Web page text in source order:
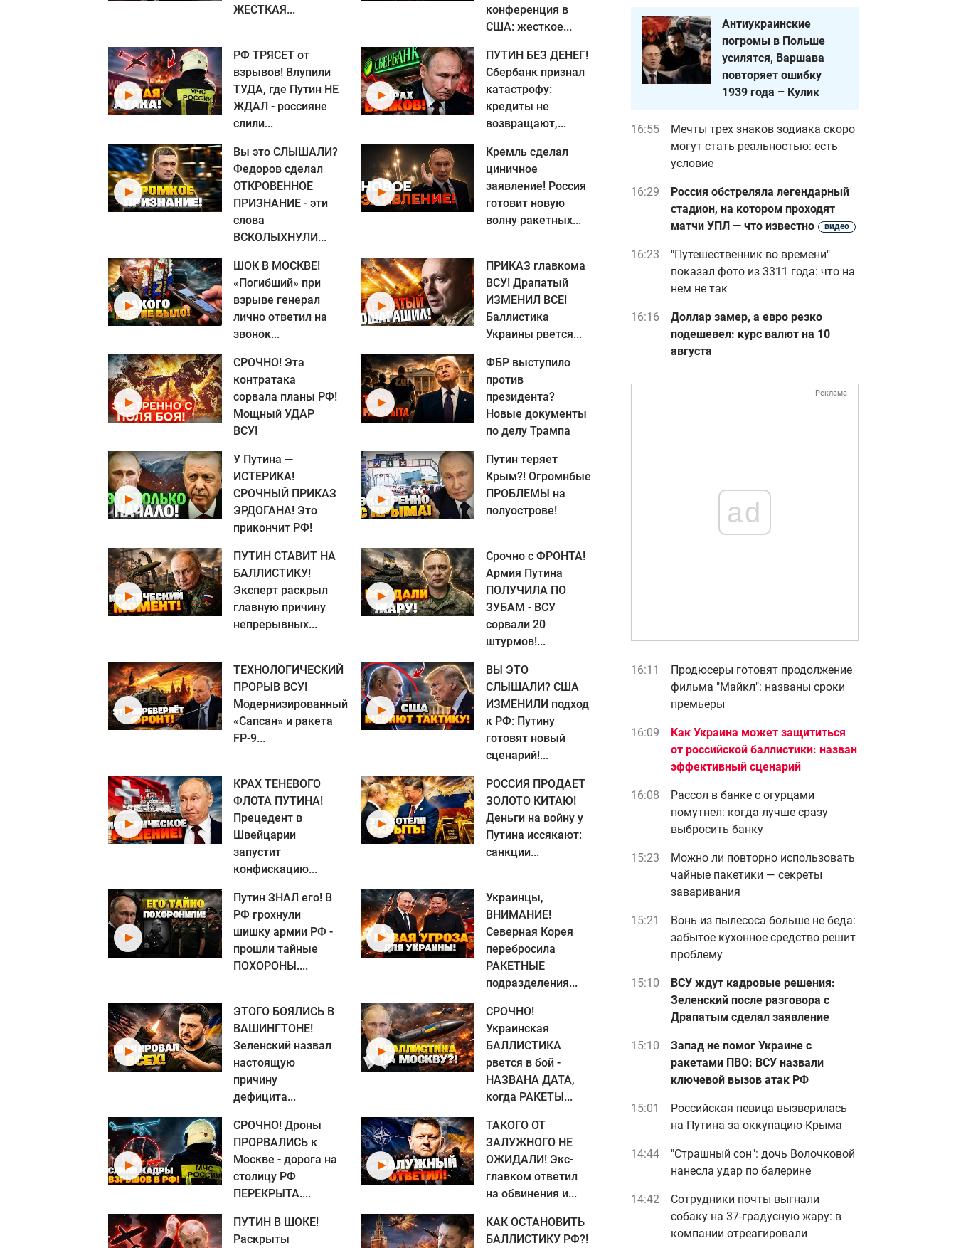
ЖЕСТКАЯ...
конференция в
США: жесткое...
РФ ТРЯСЕТ от
взрывов! Влупили
ТУДА, где Путин НЕ
ЖДАЛ - россияне
слили...
ПУТИН БЕЗ ДЕНЕГ!
Сбербанк признал
катастрофу:
кредиты не
возвращают,...
Вы это СЛЫШАЛИ?
Федоров сделал
ОТКРОВЕННОЕ
ПРИЗНАНИЕ - эти
слова
ВСКОЛЫХНУЛИ...
Кремль сделал
циничное
заявление! Россия
готовит новую
волну ракетных...
ШОК В МОСКВЕ!
«Погибший» при
взрыве генерал
лично ответил на
звонок...
ПРИКАЗ главкома
ВСУ! Драпатый
ИЗМЕНИЛ ВСЕ!
Баллистика
Украины рвется...
СРОЧНО! Эта
контратака
сорвала планы РФ!
Мощный УДАР
ВСУ!
ФБР выступило
против
президента?
Новые документы
по делу Трампа
У Путина —
ИСТЕРИКА!
СРОЧНЫЙ ПРИКАЗ
ЭРДОГАНА! Это
прикончит РФ!
Путин теряет
Крым?! Огромнбые
ПРОБЛЕМЫ на
полуострове!
ПУТИН СТАВИТ НА
БАЛЛИСТИКУ!
Эксперт раскрыл
главную причину
непрерывных...
Срочно с ФРОНТА!
Армия Путина
ПОЛУЧИЛА ПО
ЗУБАМ - ВСУ
сорвали 20
штурмов!...
ТЕХНОЛОГИЧЕСКИЙ
ПРОРЫВ ВСУ!
Модернизированный
«Сапсан» и ракета
FP-9...
ВЫ ЭТО
СЛЫШАЛИ? США
ИЗМЕНИЛИ подход
к РФ: Путину
готовят новый
сценарий!...
КРАХ ТЕНЕВОГО
ФЛОТА ПУТИНА!
Прецедент в
Швейцарии
запустит
конфискацию...
РОССИЯ ПРОДАЕТ
ЗОЛОТО КИТАЮ!
Деньги на войну у
Путина иссякают:
санкции...
Путин ЗНАЛ его! В
РФ грохнули
шишку армии РФ -
прошли тайные
ПОХОРОНЫ....
Украинцы,
ВНИМАНИЕ!
Северная Корея
перебросила
РАКЕТНЫЕ
подразделения...
ЭТОГО БОЯЛИСЬ В
ВАШИНГТОНЕ!
Зеленский назвал
настоящую
причину
дефицита...
СРОЧНО!
Украинская
БАЛЛИСТИКА
рвется в бой -
НАЗВАНА ДАТА,
когда РАКЕТЫ...
СРОЧНО! Дроны
ПРОРВАЛИСЬ к
Москве - дорога на
столицу РФ
ПЕРЕКРЫТА....
ТАКОГО ОТ
ЗАЛУЖНОГО НЕ
ОЖИДАЛИ! Экс-
главком ответил
на обвинения и...
ПУТИН В ШОКЕ!
Раскрыты
КАК ОСТАНОВИТЬ
БАЛЛИСТИКУ РФ?!
Антиукраинские
погромы в Польше
усилятся, Варшава
повторяет ошибку
1939 года – Кулик
16:55
Мечты трех знаков зодиака скоро
могут стать реальностью: есть
условие
16:29
Россия обстреляла легендарный
стадион, на котором проходят
матчи УПЛ — что известно
видео
16:23
"Путешественник во времени"
показал фото из 3311 года: что на
нем не так
16:16
Доллар замер, а евро резко
подешевел: курс валют на 10
августа
Реклама
ad
16:11
Продюсеры готовят продолжение
фильма "Майкл": названы сроки
премьеры
16:09
Как Украина может защититься
от российской баллистики: назван
эффективный сценарий
16:08
Рассол в банке с огурцами
помутнел: когда лучше сразу
выбросить банку
15:23
Можно ли повторно использовать
чайные пакетики — секреты
заваривания
15:21
Вонь из пылесоса больше не беда:
забытое кухонное средство решит
проблему
15:10
ВСУ ждут кадровые решения:
Зеленский после разговора с
Драпатым сделал заявление
15:10
Запад не помог Украине с
ракетами ПВО: ВСУ назвали
ключевой вызов атак РФ
15:01
Российская певица вызверилась
на Путина за оккупацию Крыма
14:44
"Страшный сон": дочь Волочковой
нанесла удар по балерине
14:42
Сотрудники почты выгнали
собаку на 37-градусную жару: в
компании отреагировали